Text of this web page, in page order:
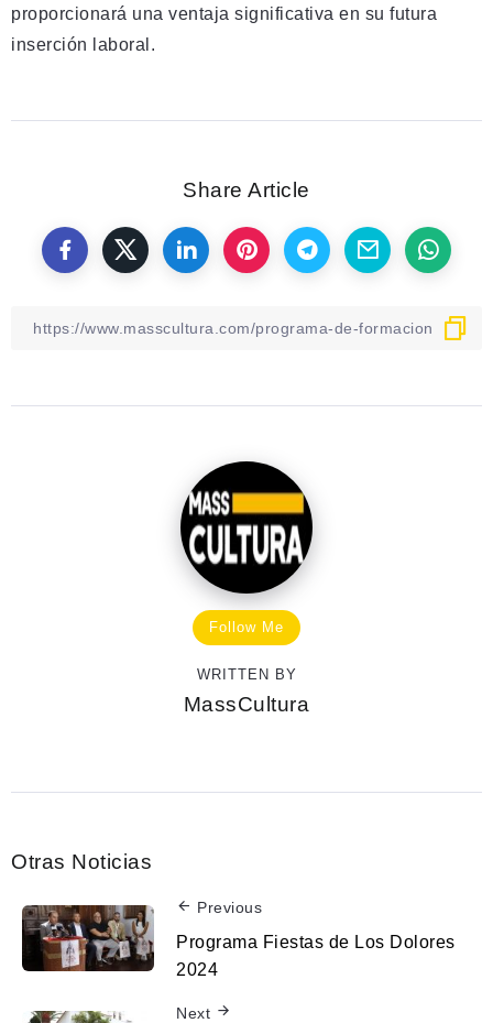
proporcionará una ventaja significativa en su futura
inserción laboral.
Share Article
Follow Me
WRITTEN BY
MassCultura
Otras Noticias
Previous
Programa Fiestas de Los Dolores
2024
Next